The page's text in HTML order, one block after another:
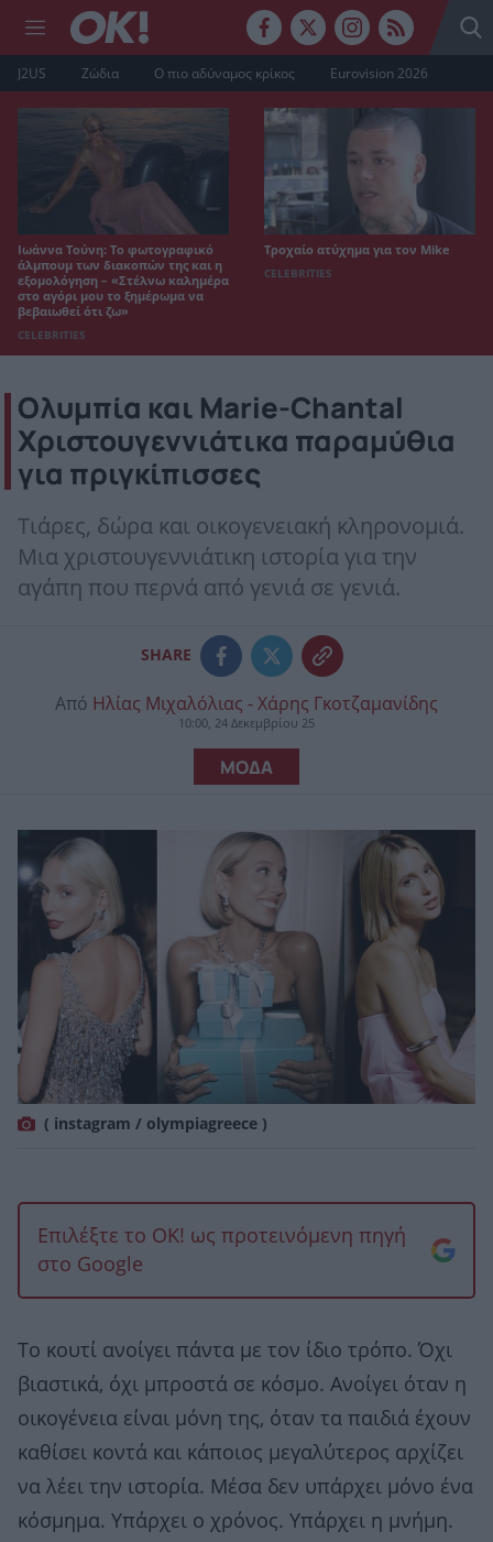
J2US Ζώδια Ο πιο αδύναμος κρίκος Eurovision 2026
Ιωάννα Τούνη: Το φωτογραφικό
άλμπουμ των διακοπών της και η
εξομολόγηση – «Στέλνω καλημέρα
στο αγόρι μου το ξημέρωμα να
βεβαιωθεί ότι ζω»
CELEBRITIES
Τροχαίο ατύχημα για τον Mike
CELEBRITIES
Ολυμπία και Marie-Chantal
Χριστουγεννιάτικα παραμύθια
για πριγκίπισσες
Τιάρες, δώρα και οικογενειακή κληρονομιά.
Μια χριστουγεννιάτικη ιστορία για την
αγάπη που περνά από γενιά σε γενιά.
SHARE
Από Ηλίας Μιχαλόλιας - Χάρης Γκοτζαμανίδης
10:00, 24 Δεκεμβρίου 25
ΜΟΔΑ
( instagram / olympiagreece )
Επιλέξτε το OK! ως προτεινόμενη πηγή
στο Google
Το κουτί ανοίγει πάντα με τον ίδιο τρόπο. Όχι
βιαστικά, όχι μπροστά σε κόσμο. Ανοίγει όταν η
οικογένεια είναι μόνη της, όταν τα παιδιά έχουν
καθίσει κοντά και κάποιος μεγαλύτερος αρχίζει
να λέει την ιστορία. Μέσα δεν υπάρχει μόνο ένα
κόσμημα. Υπάρχει ο χρόνος. Υπάρχει η μνήμη.